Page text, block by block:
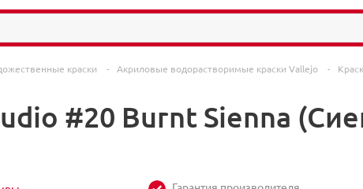
краски - Акриловые водорастворимые краски Vallеjo -
#20 Burnt Sienna